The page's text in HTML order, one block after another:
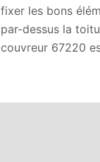
fixer les bons
par-dessus la
couvreur 67220